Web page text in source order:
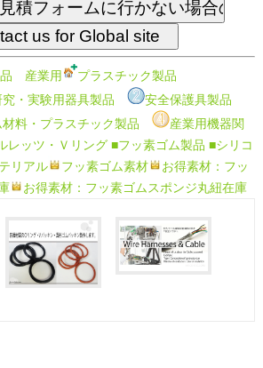
産業用
プラスチック製品
究・実験用器具製品
安全保護具製品
料・プラスチック製品
産業用機器関
レッツ・Ｖリング ■フッ素ゴム製品 ■シリコ
リアル フッ素ゴム素材
お得素材：フッ
お得素材：フッ素ゴムスポンジ丸紐在庫